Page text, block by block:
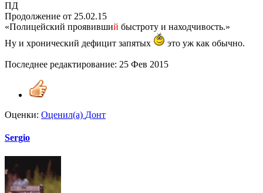
ПД
Продолжение от 25.02.15
«Полицейский проявивший быстроту и находчивость.»
Ну и хронический дефицит запятых
это уж как обычно.
Последнее редактирование: 25 Фев 2015
Оценки: Оценил(а) Донт
Sergio